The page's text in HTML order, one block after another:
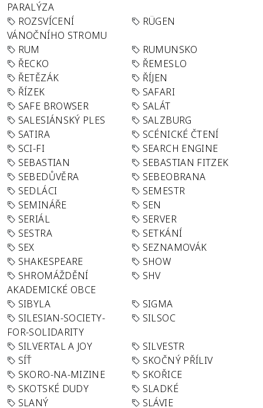
PARALÝZA
ROZSVÍCENÍ
VÁNOČNÍHO STROMU
RÜGEN
RUM
RUMUNSKO
ŘECKO
ŘEMESLO
ŘETĚZÁK
ŘÍJEN
ŘÍZEK
SAFARI
SAFE BROWSER
SALÁT
SALESIÁNSKÝ PLES
SALZBURG
SATIRA
SCÉNICKÉ ČTENÍ
SCI-FI
SEARCH ENGINE
SEBASTIAN
SEBASTIAN FITZEK
SEBEDŮVĚRA
SEBEOBRANA
SEDLÁCI
SEMESTR
SEMINÁŘE
SEN
SERIÁL
SERVER
SESTRA
SETKÁNÍ
SEX
SEZNAMOVÁK
SHAKESPEARE
SHOW
SHROMÁŽDĚNÍ
AKADEMICKÉ OBCE
SHV
SIBYLA
SIGMA
SILESIAN-SOCIETY-
FOR-SOLIDARITY
SILSOC
SILVERTAL A JOY
SILVESTR
SÍŤ
SKOČNÝ PŘÍLIV
SKORO-NA-MIZINE
SKOŘICE
SKOTSKÉ DUDY
SLADKÉ
SLANÝ
SLÁVIE